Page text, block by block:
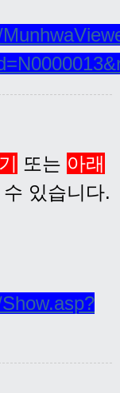
또는 아래
있습니다.